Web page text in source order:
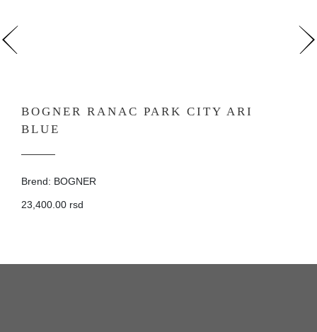
BOGNER RANAC PARK CITY ARI
BLUE
Brend: BOGNER
23,400.00 rsd